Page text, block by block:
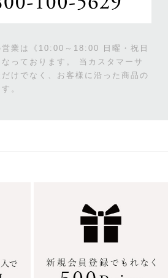
営業は《10:00～18:00 日曜・祝日
っております。
当カスタマーサ
けでなく、お客様に沿った商品の
。